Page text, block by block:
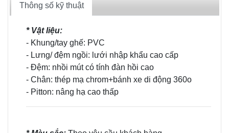
Thông số kỹ thuật
* Vật liệu:
- Khung/tay ghế: PVC
- Lưng/ đệm ngồi: lưới nhập khẩu cao cấp
- Đệm: nhồi mút có tính đàn hồi cao
- Chân: thép mạ chrom+bánh xe di động 360o
- Pitton: nâng hạ cao thấp